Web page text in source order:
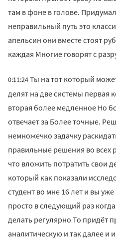
там в фоне в голове.
неправильный путь это
апельсин они вместе стоят
каждая Многие говорят с
0:11:24Ты на тот который
делят на две системы первая
вторая более медленное Но
отвечает за Более точные.
немножечко задачку
правильные решения во всех
что вложить потратить свои
который как показали
студент во мне 16 лет и вы
просто в следующий раз
делать регулярно То придёт
аналитическую и так далее и